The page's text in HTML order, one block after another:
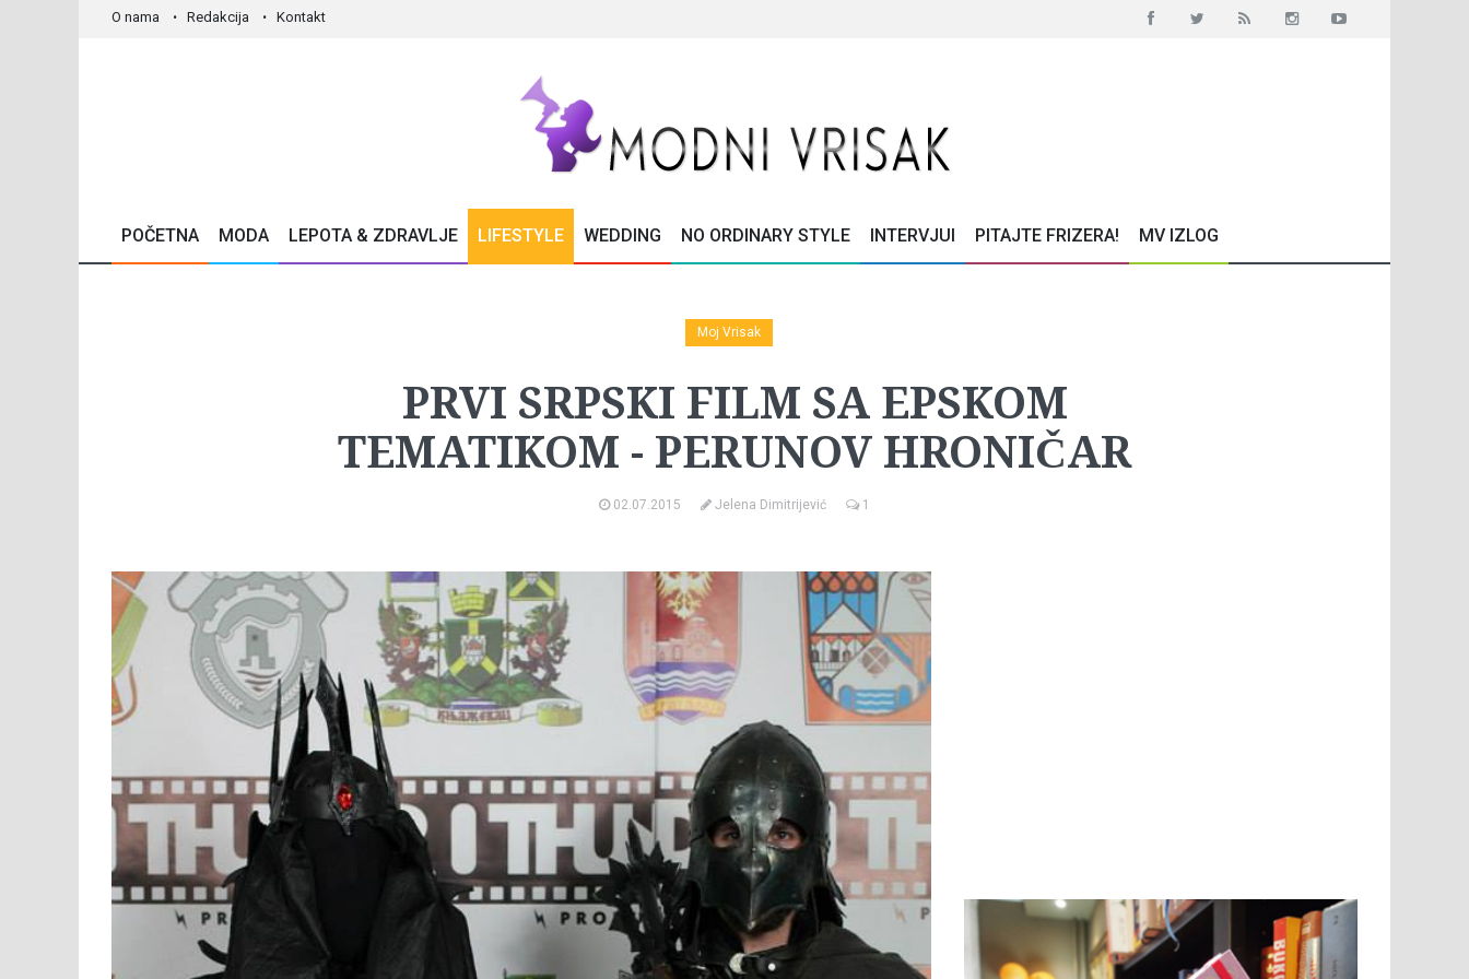
O nama Redakcija Kontakt
POČETNA MODA LEPOTA & ZDRAVLJE LIFESTYLE WEDDING NO ORDINARY STYLE INTERVJUI PITAJTE FRIZERA! MV IZLOG
Moj Vrisak
PRVI SRPSKI FILM SA EPSKOM
TEMATIKOM - PERUNOV HRONIČAR
02.07.2015 Jelena Dimitrijević 1